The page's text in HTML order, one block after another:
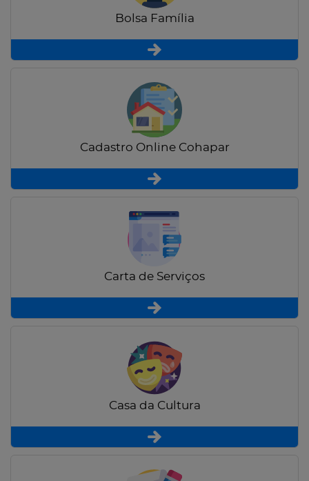
Bolsa Família
Cadastro Online Cohapar
Carta de Serviços
Casa da Cultura